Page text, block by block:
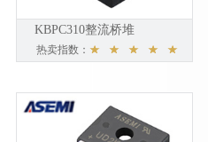
KBPC310整流桥堆
热卖指数：